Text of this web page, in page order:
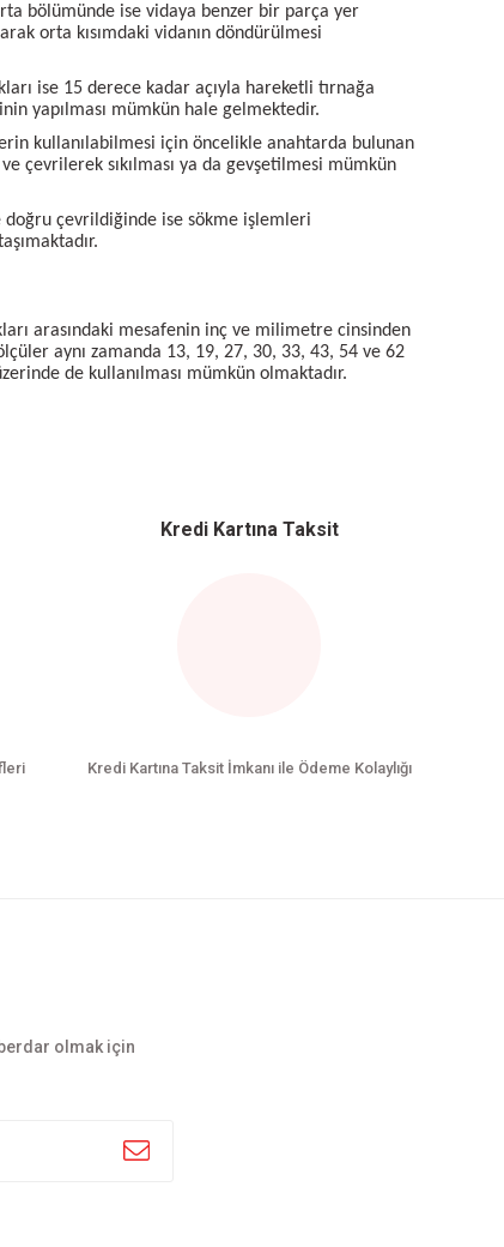
bölümünde ise vidaya benzer bir parça yer
orta kısımdaki vidanın döndürülmesi
ise 15 derece kadar açıyla hareketli tırnağa
yapılması mümkün hale gelmektedir.
kullanılabilmesi için öncelikle anahtarda bulunan
çevrilerek sıkılması ya da gevşetilmesi mümkün
doğru çevrildiğinde ise sökme işlemleri
arasındaki mesafenin inç ve milimetre cinsinden
aynı zamanda 13, 19, 27, 30, 33, 43, 54 ve 62
de kullanılması mümkün olmaktadır.
Kredi Kartına Taksit
Kredi Kartına Taksit İmkanı ile Ödeme Kolaylığı
olmak için